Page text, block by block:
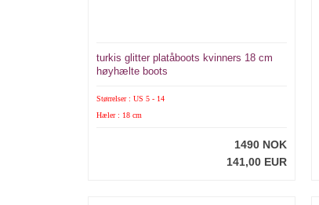
turkis glitter platåboots kvinners 18 cm
høyhælte boots
Størrelser : US 5 - 14
Hæler : 18 cm
1490 NOK
141,00 EUR